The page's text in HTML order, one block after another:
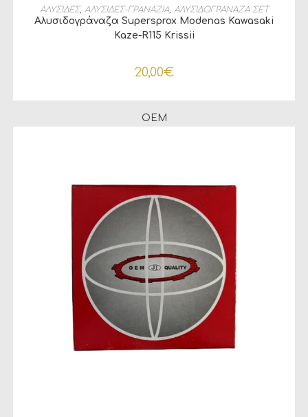
ΠΡΟΣΘΉΚΗ ΣΤΟ ΚΑΛΆΘΙ
ΑΛΥΣΙΔΕΣ, ΑΛΥΣΙΔΕΣ-ΓΡΑΝΑΖΙΑ, ΑΛΥΣΙΔΟΓΡΑΝΑΖΑ ΣΕΤ
Αλυσιδογράναζα Supersprox Modenas Kawasaki
Kaze-R115 Krissii
20,00€
OEM